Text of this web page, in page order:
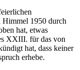
Himmel 1950 durch
hat, etwas
XXIII. für das von
hat, dass keiner
erhebe.